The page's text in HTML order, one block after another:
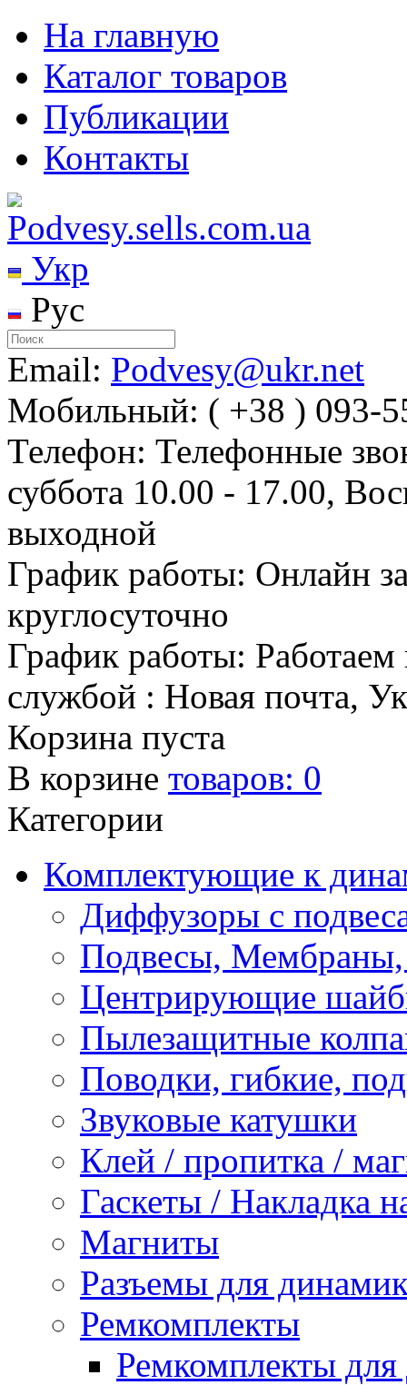
На главную
Каталог товаров
Публикации
Контакты
Укр
Рус
Email: Podvesy@ukr.net
Мобильный: ( +38 ) 093-
Телефон: Телефонные
суббота 10.00 - 17.00,
выходной
График работы: Онлайн
круглосуточно
График работы: Работаем
службой : Новая почта,
Корзина пуста
В корзине товаров: 0
Категории
Комплектующие к
Диффузоры с
Подвесы,
Центрирующие
Пылезащитные
Поводки, гибкие,
Звуковые катушки
Клей / пропитка /
Гаскеты / Накладка
Магниты
Разъемы для
Ремкомплекты
Ремкомплекты